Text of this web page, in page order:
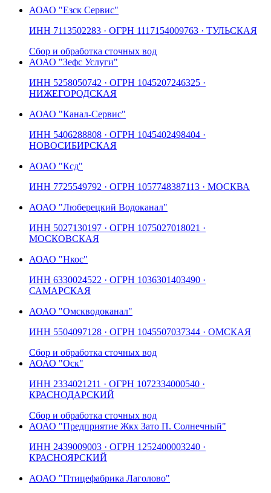
АОАО "Езск Сервис"
ИНН 7113502283 · ОГРН 1117154009763 · ТУЛЬСКАЯ
Сбор и обработка сточных вод
АОАО "Зефс Услуги"
ИНН 5258050742 · ОГРН 1045207246325 ·
НИЖЕГОРОДСКАЯ
АОАО "Канал-Сервис"
ИНН 5406288808 · ОГРН 1045402498404 ·
НОВОСИБИРСКАЯ
АОАО "Ксд"
ИНН 7725549792 · ОГРН 1057748387113 · МОСКВА
АОАО "Люберецкий Водоканал"
ИНН 5027130197 · ОГРН 1075027018021 ·
МОСКОВСКАЯ
АОАО "Нкос"
ИНН 6330024522 · ОГРН 1036301403490 ·
САМАРСКАЯ
АОАО "Омскводоканал"
ИНН 5504097128 · ОГРН 1045507037344 · ОМСКАЯ
Сбор и обработка сточных вод
АОАО "Оск"
ИНН 2334021211 · ОГРН 1072334000540 ·
КРАСНОДАРСКИЙ
Сбор и обработка сточных вод
АОАО "Предприятие Жкх Зато П. Солнечный"
ИНН 2439009003 · ОГРН 1252400003240 ·
КРАСНОЯРСКИЙ
АОАО "Птицефабрика Лаголово"